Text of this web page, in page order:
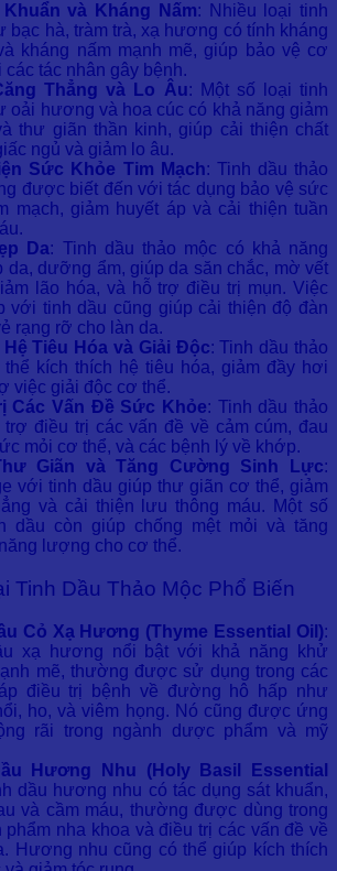
Khuẩn và Kháng Nấm: Nhiều loại tinh
bạc hà, tràm trà, xạ hương có tính kháng
kháng nấm mạnh mẽ, giúp bảo vệ cơ
các tác nhân gây bệnh.
Thẳng và Lo Âu: Một số loại tinh
oải hương và hoa cúc có khả năng giảm
thư giãn thần kinh, giúp cải thiện chất
ngủ và giảm lo âu.
Sức Khỏe Tim Mạch: Tinh dầu thảo
được biết đến với tác dụng bảo vệ sức
mạch, giảm huyết áp và cải thiện tuần
Da: Tinh dầu thảo mộc có khả năng
da, dưỡng ẩm, giúp da săn chắc, mờ vết
lão hóa, và hỗ trợ điều trị mụn. Việc
với tinh dầu cũng giúp cải thiện độ đàn
rạng rỡ cho làn da.
Hệ Tiêu Hóa và Giải Độc: Tinh dầu thảo
thể kích thích hệ tiêu hóa, giảm đầy hơi
việc giải độc cơ thể.
Các Vấn Đề Sức Khỏe: Tinh dầu thảo
trợ điều trị các vấn đề về cảm cúm, đau
mỏi cơ thể, và các bệnh lý về khớp.
Giãn và Tăng Cường Sinh Lực:
với tinh dầu giúp thư giãn cơ thể, giảm
và cải thiện lưu thông máu. Một số
dầu còn giúp chống mệt mỏi và tăng
lượng cho cơ thể.
Tinh Dầu Thảo Mộc Phổ Biến
Cỏ Xạ Hương (Thyme Essential Oil):
xạ hương nổi bật với khả năng khử
mẽ, thường được sử dụng trong các
điều trị bệnh về đường hô hấp như
ho, và viêm họng. Nó cũng được ứng
rãi trong ngành dược phẩm và mỹ
Hương Nhu (Holy Basil Essential
dầu hương nhu có tác dụng sát khuẩn,
và cầm máu, thường được dùng trong
phẩm nha khoa và điều trị các vấn đề về
Hương nhu cũng có thể giúp kích thích